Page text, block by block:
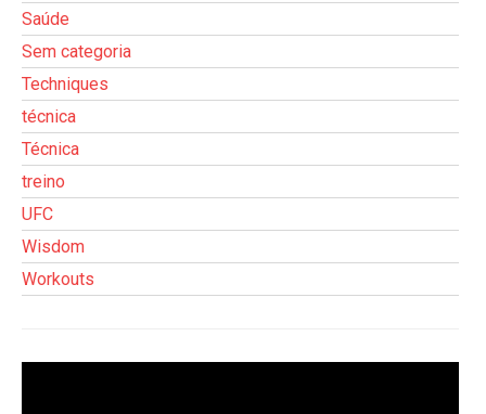
Saúde
Sem categoria
Techniques
técnica
Técnica
treino
UFC
Wisdom
Workouts